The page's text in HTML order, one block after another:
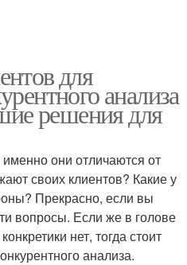
для
анализа
решения для
они отличаются от
своих клиентов? Какие у
Прекрасно, если вы
вопросы. Если же в голове
нет, тогда стоит
анализа.